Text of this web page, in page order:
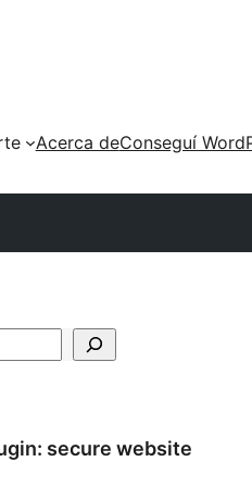
Acerca deConseguí
secure website